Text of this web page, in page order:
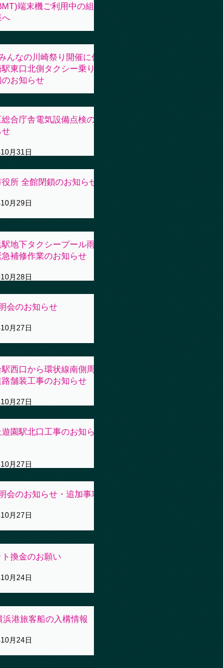
端末機ご利用中の組
へ
んなの川崎祭り開催に伴
東口北側タクシー乗り
お知らせ
総合庁舎電気設備点検の
せ
月31日
所 全館閉鎖のお知らせ
月29日
駅地下タクシープール雨
補修作業のお知らせ
月28日
会のお知らせ
月27日
西口から環状線南側周
舗装工事のお知らせ
月27日
遊園駅北口工事のお知ら
月27日
会のお知らせ・追加事項
月27日
換金のお願い
月24日
浜港旅客船の入構情報
月24日